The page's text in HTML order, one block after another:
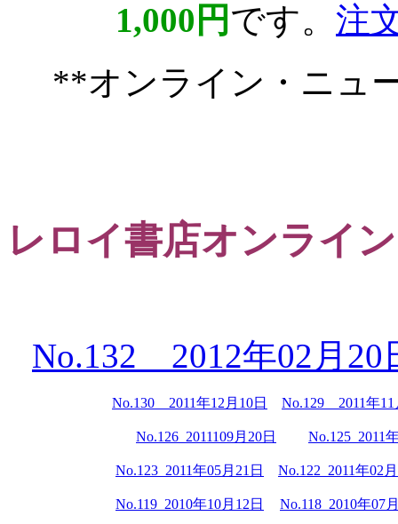
1,000円 です。 注
**オンライン・ニュ
レロイ書店オンライ
No.132 2012年02月20
No.130 2011年12月10日 No.129 2011年11
No.126 2011109月20日 No.125 2011
No.123 2011年05月21日 No.122 2011年02
No.119 2010年10月12日 No.118 2010年07